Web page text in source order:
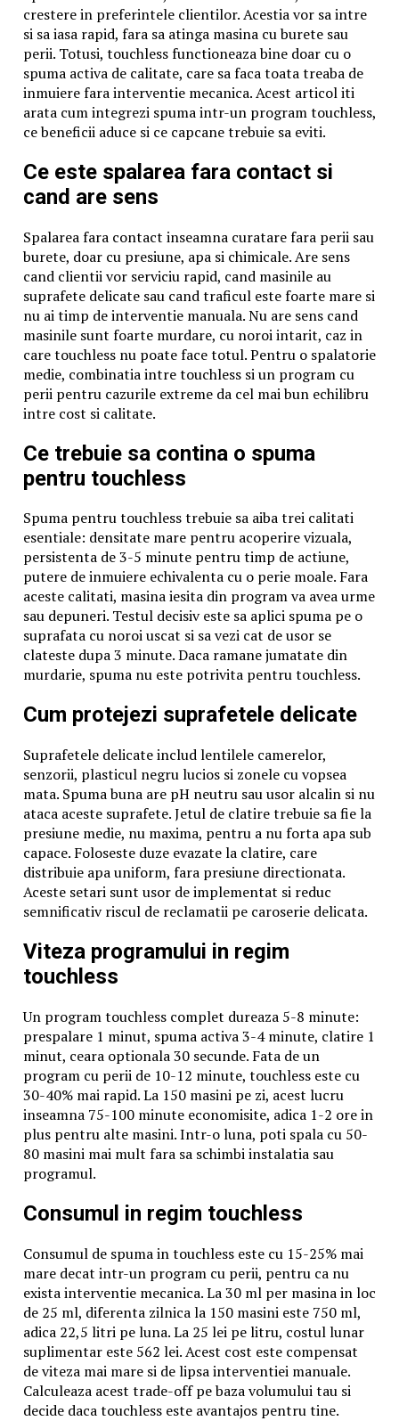
Acum doi, centrul de cercetare Pew Research Center a
descoperit că mai puțin de o jumătate din 12 state
fostului bloc socialist ar prefera democrația altor
forme de guvernare. Cele mai șocante rezultate au
fost observate în Rusia (unde doar 31 la sută preferă
democrația), Moldova (26 la sută) și Serbia (25 la sută).
Peste o jumătate din ruși și moldoveni consideră că „în
nedemocratic”.
Nimeni nu se pronunță pentru revenirea la niște
însă trebuie să recunoaște că adesea la putere vin cei
mai puternic, care promit să pună capă injustiției
sociale și economice. Oamenii aflați în suferință se
adresează liderilor care le promit eliberarea.
(Neurobiologii presupun că noi simțim durerea sociale
în aceleași părți ale creierului în care simțim și durerea
fizică; conștiința noastră le percepe ambele ca
destabilizatoare). Atât timp cât rețeta americană a
schimbării regimurilor va duce la inechitate socială,
cetățenii vor tinde spre alegerea benevolă a unor
autocrați care le promit prosperitate.
Astăzi SUA din nou încearcă să răstoarne pe
președintele unei țări sociale. De această dată e vorba
de Venezuela. Politica lui Nicolas Maduro, într-adevăr,
este una catastrofală pentru mulți venezueleni, însă
dacă Donald Trump va înregistra un succes în această
chestiune, atunci el ca și Clinton sau Bush, va fi
responsabil pentru crearea unor grupuri de oligarhi,
bogați în petrol, într-o țară unde liderii promiteau o
distribuire echitabilă a bogăției. Indiferent de
progresele pe care le va înregistra Venezuela în
următorii ani în direcția democrației, o inechitate
socială pronunțată o va submina, în cele din urmă.
Odată ce democrații (americani n.r.) luptă pe interior
externă care ar stimula o democrație îndreptată spre
diminuarea inegalității sociale, chiar dacă acest lucru
ar presupune limitarea privatizărilor și liberalizării
economice. Reducerea inegalității sociale reprezintă
cel mai important component al rețetei unor
democrații stabile – atât în cele vechi, cât și în cele
noi.
Sursa originală a articolului:The New Republic
BrailaMEA.ro
Articole pe aceiasi tema:
Urmatorul
Trump a amenințat UE și a criticat negocierile pentru
Brexit | BrailaMEA
Nu ratati
Ultima oră! Brexit a fost amânat! | BrailaMEA
crestere in preferintele clientilor. Acestia vor sa intre
si sa iasa rapid, fara sa atinga masina cu burete sau
perii. Totusi, touchless functioneaza bine doar cu o
spuma activa de calitate, care sa faca toata treaba de
inmuiere fara interventie mecanica. Acest articol iti
arata cum integrezi spuma intr-un program touchless,
ce beneficii aduce si ce capcane trebuie sa eviti.
Ce este spalarea fara contact si
cand are sens
Spalarea fara contact inseamna curatare fara perii sau
burete, doar cu presiune, apa si chimicale. Are sens
cand clientii vor serviciu rapid, cand masinile au
suprafete delicate sau cand traficul este foarte mare si
nu ai timp de interventie manuala. Nu are sens cand
masinile sunt foarte murdare, cu noroi intarit, caz in
care touchless nu poate face totul. Pentru o spalatorie
medie, combinatia intre touchless si un program cu
perii pentru cazurile extreme da cel mai bun echilibru
intre cost si calitate.
Ce trebuie sa contina o spuma
pentru touchless
Spuma pentru touchless trebuie sa aiba trei calitati
esentiale: densitate mare pentru acoperire vizuala,
persistenta de 3-5 minute pentru timp de actiune,
putere de inmuiere echivalenta cu o perie moale. Fara
aceste calitati, masina iesita din program va avea urme
sau depuneri. Testul decisiv este sa aplici spuma pe o
suprafata cu noroi uscat si sa vezi cat de usor se
clateste dupa 3 minute. Daca ramane jumatate din
murdarie, spuma nu este potrivita pentru touchless.
Cum protejezi suprafetele delicate
Suprafetele delicate includ lentilele camerelor,
senzorii, plasticul negru lucios si zonele cu vopsea
mata. Spuma buna are pH neutru sau usor alcalin si nu
ataca aceste suprafete. Jetul de clatire trebuie sa fie la
presiune medie, nu maxima, pentru a nu forta apa sub
capace. Foloseste duze evazate la clatire, care
distribuie apa uniform, fara presiune directionata.
Aceste setari sunt usor de implementat si reduc
semnificativ riscul de reclamatii pe caroserie delicata.
Viteza programului in regim
touchless
Un program touchless complet dureaza 5-8 minute:
prespalare 1 minut, spuma activa 3-4 minute, clatire 1
minut, ceara optionala 30 secunde. Fata de un
program cu perii de 10-12 minute, touchless este cu
30-40% mai rapid. La 150 masini pe zi, acest lucru
inseamna 75-100 minute economisite, adica 1-2 ore in
plus pentru alte masini. Intr-o luna, poti spala cu 50-
80 masini mai mult fara sa schimbi instalatia sau
programul.
Consumul in regim touchless
Consumul de spuma in touchless este cu 15-25% mai
mare decat intr-un program cu perii, pentru ca nu
exista interventie mecanica. La 30 ml per masina in loc
de 25 ml, diferenta zilnica la 150 masini este 750 ml,
adica 22,5 litri pe luna. La 25 lei pe litru, costul lunar
suplimentar este 562 lei. Acest cost este compensat
de viteza mai mare si de lipsa interventiei manuale.
Calculeaza acest trade-off pe baza volumului tau si
decide daca touchless este avantajos pentru tine.